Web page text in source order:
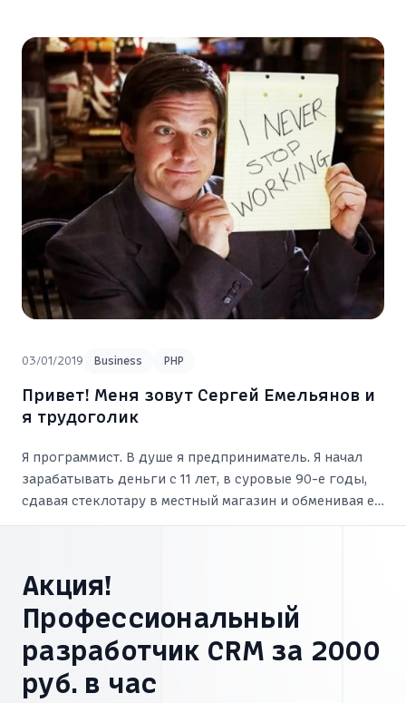
03/01/2019 Business PHP
Привет! Меня зовут Сергей Емельянов и
я трудоголик
Я программист. В душе я предприниматель. Я начал
зарабатывать деньги с 11 лет, в суровые 90-е годы,
сдавая стеклотару в местный магазин и обменивая её
на сладости. Я зарабатывал столько, что хватало на
Акция!
Профессиональный
разработчик CRM за 2000
руб. в час